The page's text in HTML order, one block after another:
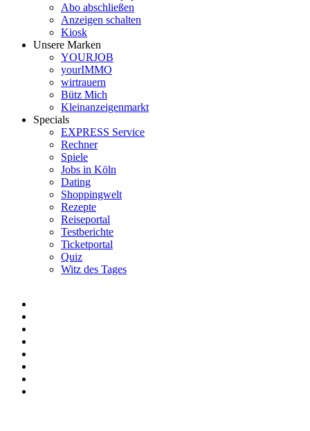
Abo abschließen
Anzeigen schalten
Kiosk
Unsere Marken
YOURJOB
yourIMMO
wirtrauern
Bütz Mich
Kleinanzeigenmarkt
Specials
EXPRESS Service
Rechner
Spiele
Jobs in Köln
Dating
Shoppingwelt
Rezepte
Reiseportal
Testberichte
Ticketportal
Quiz
Witz des Tages